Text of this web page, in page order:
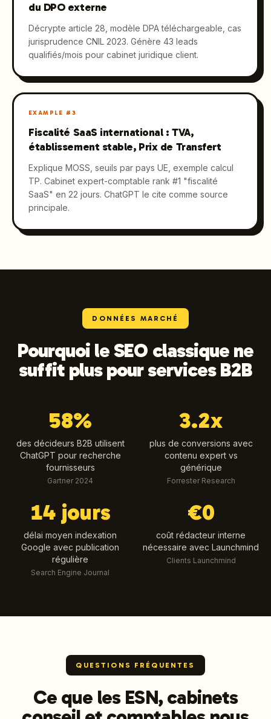
du DPO externe
Décrypte article 28, modèle DPA téléchargeable, cas
jurisprudence CNIL 2023. Génère 43 leads
qualifiés/mois pour cabinet juridique client.
EXAMPLE # 3
Fiscalité SaaS international : TVA,
établissement stable, Prix de Transfert
Explique MOSS, seuils par pays UE, exemple calcul
TP. Cabinet expert-comptable rank #1 "fiscalité
SaaS" en 22 jours. ChatGPT le cite comme source
principale.
DONNÉES MARCHÉ
Pourquoi le SEO classique ne
suffit plus pour services B2B
58%
des décideurs B2B utilisent
ChatGPT pour recherche
fournisseurs
Gartner 2024
3.2x
plus de conversions avec
contenu expert vs
générique
Forrester Research
14 jours
délai moyen indexation
Google avec publication
régulière
Search Engine Journal
€0
coût rédacteur interne
nécessaire avec Launchmind
Clients Launchmind
QUESTIONS FRÉQUENTES
Ce que les ESN, cabinets